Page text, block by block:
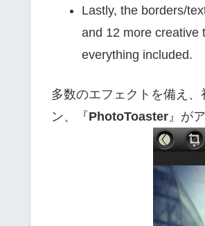
Lastly, the borders/
and 12 more creative
everything included.
多数のエフェクトを備え
ン、『PhotoToaster 』が